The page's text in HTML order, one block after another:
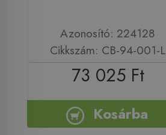
Azonosító: 224128
Cikkszám: CB-94-001-L
73 025 Ft
Kosárba